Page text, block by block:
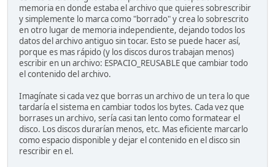
memoria en donde estaba el archivo que quieres sobrescribir
y simplemente lo marca como "borrado" y crea lo sobrescrito
en otro lugar de memoria independiente, dejando todos los
datos del archivo antiguo sin tocar. Esto se puede hacer así,
porque es mas rápido (y los discos duros trabajan menos)
escribir en un archivo: ESPACIO_REUSABLE que cambiar todo
el contenido del archivo.
Imagínate si cada vez que borras un archivo de un tera lo que
tardaría el sistema en cambiar todos los bytes. Cada vez que
borrases un archivo, sería casi tan lento como formatear el
disco. Los discos durarían menos, etc. Mas eficiente marcarlo
como espacio disponible y dejar el contenido en el disco sin
rescribir en el.